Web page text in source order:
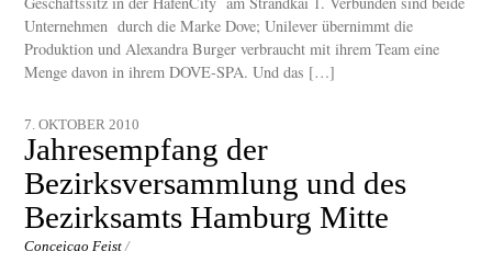
Unternehmen durch die Marke Dove; Unilever übernimmt die
Produktion und Alexandra Burger verbraucht mit ihrem Team eine
Menge davon in ihrem DOVE-SPA. Und das […]
7. OKTOBER 2010
Jahresempfang der
Bezirksversammlung und des
Bezirksamts Hamburg Mitte
Conceicao Feist /